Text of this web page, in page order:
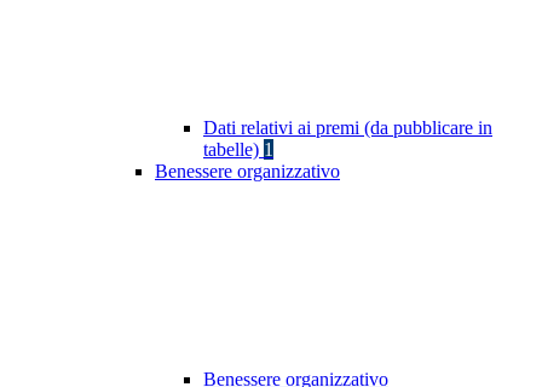
Dati relativi ai premi (da pubblicare in
tabelle) 1
Benessere organizzativo
Benessere organizzativo